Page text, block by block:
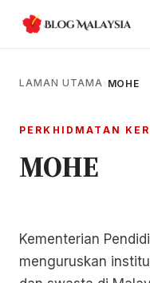
LAMAN UTAMA› MOHE
PERKHIDMATAN
MOHE
Kementerian
menguruskan